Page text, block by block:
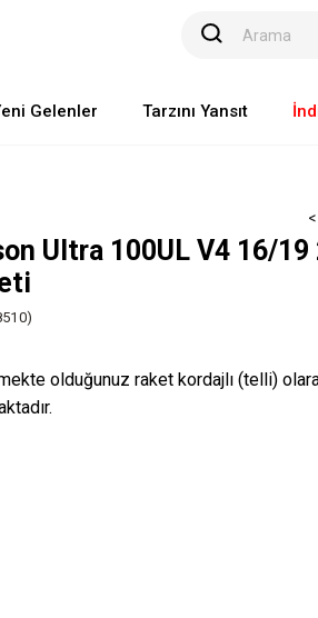
Gelenler Tarzını Yansıt
Ultra 100UL V4 16/19
olduğunuz raket kordajlı (telli)